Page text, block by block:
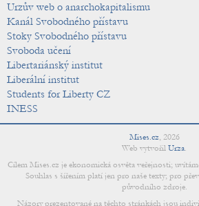
Urzův web o anarchokapitalismu
Kanál Svobodného přístavu
Stoky Svobodného přístavu
Svoboda učení
Libertariánský institut
Liberální institut
Students for Liberty CZ
INESS
Mises.cz, 2026
Web vytvořil Urza.
Cílem Mises.cz je ekonomická osvěta veřejnosti;
Souhlas s šířením platí jen pro naše texty; pro
původního zdroje.
Názory prezentované na těchto stránkách jsou